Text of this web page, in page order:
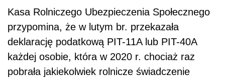
Kasa Rolniczego Ubezpieczenia Społecznego
przypomina, że w lutym br. przekazała
deklarację podatkową PIT-11A lub PIT-40A
każdej osobie, która w 2020 r. chociaż raz
pobrała jakiekolwiek rolnicze świadczenie